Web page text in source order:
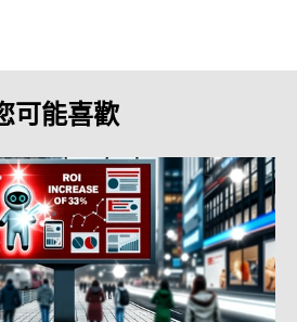
可能喜歡